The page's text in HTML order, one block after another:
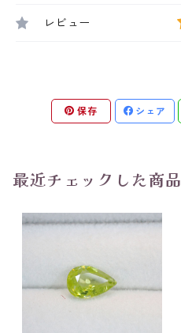
レビュー
保存 シェア
最近チェックした商品